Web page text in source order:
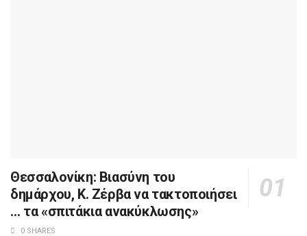
Θεσσαλονίκη: Βιασύνη του
δημάρχου, Κ. Ζέρβα να τακτοποιήσει
… τα «σπιτάκια ανακύκλωσης»
0 SHARES